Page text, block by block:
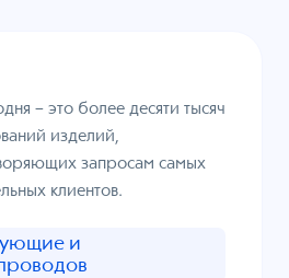
– это более десяти тысяч
изделий,
запросам самых
клиентов.
и